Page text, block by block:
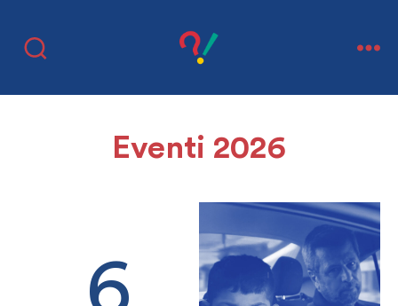
Eventi 2026
6